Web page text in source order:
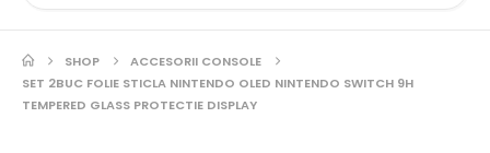
SHOP
ACCESORII CONSOLE
SET 2BUC FOLIE STICLA NINTENDO OLED NINTENDO SWITCH 9H
TEMPERED GLASS PROTECTIE DISPLAY